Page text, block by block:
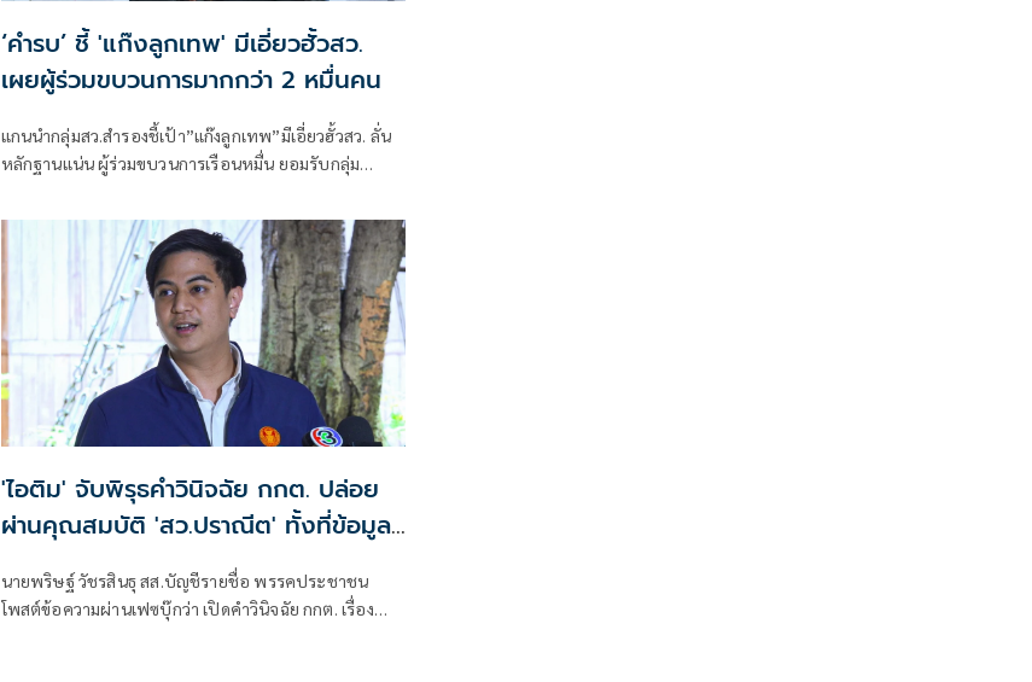
‘คำรบ’ ชี้ 'แก๊งลูกเทพ' มีเอี่ยวฮั้วสว.
เผยผู้ร่วมขบวนการมากกว่า 2 หมื่นคน
แกนนำกลุ่มสว.สำรองชี้เป้า”แก๊งลูกเทพ”มีเอี่ยวฮั้วสว. ลั่น
หลักฐานแน่น ผู้ร่วมขบวนการเรือนหมื่น ยอมรับกลุ่ม
เตือนกกต.หากไม่ส่งศาลฎีกาสอย 138 สว.โดนร้องเอาผิด
'ไอติม' จับพิรุธคำวินิจฉัย กกต. ปล่อย
ผ่านคุณสมบัติ 'สว.ปราณีต' ทั้งที่ข้อมูล
นายพริษฐ์ วัชรสินธุ สส.บัญชีรายชื่อ พรรคประชาชน
โพสต์ข้อความผ่านเฟซบุ๊กว่า เปิดคำวินิจฉัย กกต. เรื่อง